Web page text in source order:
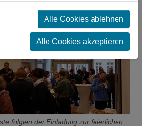
folgten der Einladung zur feierlichen
Alle Cookies ablehnen
Alle Cookies akzeptieren